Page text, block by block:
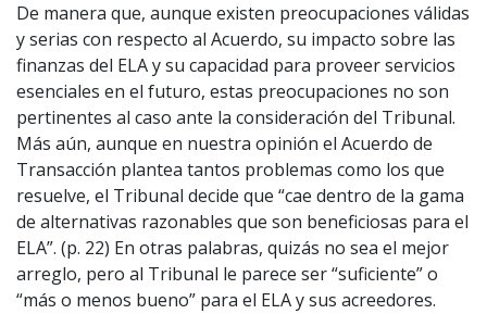
De manera que, aunque existen preocupaciones válidas
y serias con respecto al Acuerdo, su impacto sobre las
finanzas del ELA y su capacidad para proveer servicios
esenciales en el futuro, estas preocupaciones no son
pertinentes al caso ante la consideración del Tribunal.
Más aún, aunque en nuestra opinión el Acuerdo de
Transacción plantea tantos problemas como los que
resuelve, el Tribunal decide que “cae dentro de la gama
de alternativas razonables que son beneficiosas para el
ELA”. (p. 22) En otras palabras, quizás no sea el mejor
arreglo, pero al Tribunal le parece ser “suficiente” o
“más o menos bueno” para el ELA y sus acreedores.